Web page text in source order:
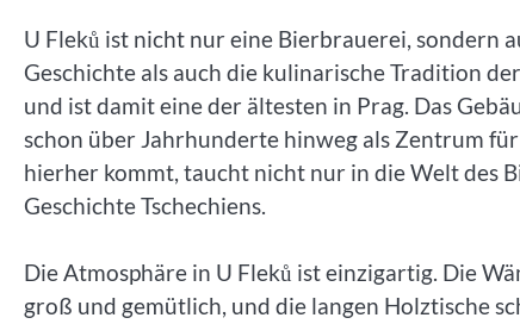
U Fleků ist nicht nur eine Bierbrauerei, sondern
Geschichte als auch die kulinarische Tradition
und ist damit eine der ältesten in Prag. Das
schon über Jahrhunderte hinweg als Zentrum
hierher kommt, taucht nicht nur in die Welt des
Geschichte Tschechiens.
Die Atmosphäre in U Fleků ist einzigartig. Die
groß und gemütlich, und die langen Holztische